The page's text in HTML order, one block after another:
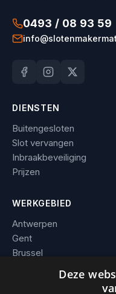
0493 / 08 93 59
DIENSTEN
Buitengesloten
Slot vervangen
Inbraakbeveiliging
Prijzen
WERKGEBIED
Antwerpen
Gent
Brussel
Alle steden →
Deze